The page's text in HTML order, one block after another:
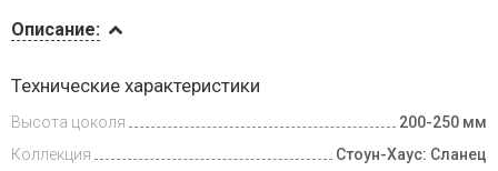
Доставка
Описание:
Технические характеристики
Высота цоколя
200-250 мм
Коллекция
Стоун-Хаус: Сланец